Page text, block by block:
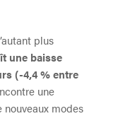
plus
une baisse
(-4,4 % entre
une
modes